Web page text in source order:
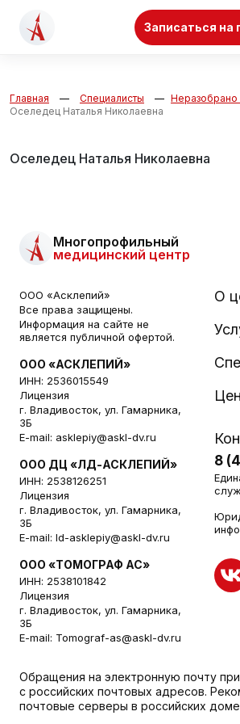
Записаться на
Главная Специалисты
Неразобрано
Оселедец Наталья Николаевна
Оселедец Наталья Николаевна
Многопрофильный
медицинский центр
ООО «Асклепий»
Все права защищены.
Информация на сайте не
является публичной офертой.
ООО «АСКЛЕПИЙ»
ИНН: 2536015549
Лицензия
г. Владивосток, ул. Гамарника,
3Б
E-mail: asklepiy@askl-dv.ru
ООО ДЦ «ЛД-АСКЛЕПИЙ»
ИНН: 2538126251
Лицензия
г. Владивосток, ул. Гамарника,
3Б
E-mail: ld-asklepiy@askl-dv.ru
ООО «ТОМОГРАФ АС»
ИНН: 2538101842
Лицензия
г. Владивосток, ул. Гамарника,
3Б
E-mail: Tomograf-as@askl-dv.ru
О
8
Обращения на электронную почту
с российских почтовых адресов.
почтовые серверы в российских